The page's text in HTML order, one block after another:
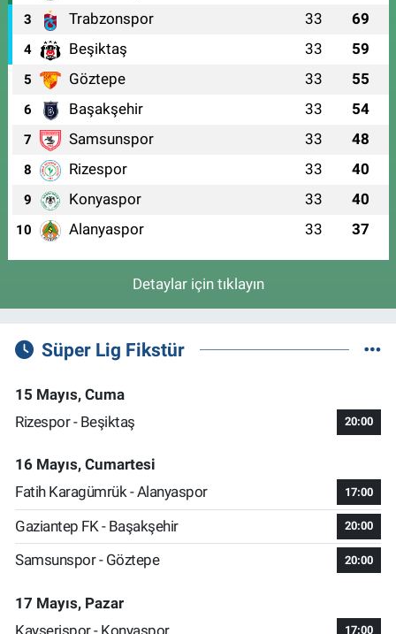
3 Trabzonspor 33 69
4 Beşiktaş 33 59
5 Göztepe 33 55
6 Başakşehir 33 54
7 Samsunspor 33 48
8 Rizespor 33 40
9 Konyaspor 33 40
10 Alanyaspor 33 37
Detaylar için tıklayın
Süper Lig Fikstür
15 Mayıs, Cuma
Rizespor - Beşiktaş
20:00
16 Mayıs, Cumartesi
Fatih Karagümrük - Alanyaspor
17:00
Gaziantep FK - Başakşehir 20:00
Samsunspor - Göztepe 20:00
17 Mayıs, Pazar
Kayserispor - Konyaspor
17:00